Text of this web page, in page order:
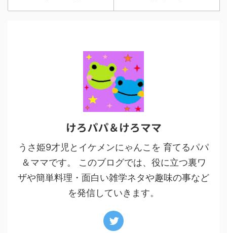
けろパパ＆けろママ
うさ姫9才児とイケメンにゃんこを 育てるパパ
＆ママです。 このブログでは、役に立つ裏ワ
ザや簡単料理・面白い雑学ネタや趣味の事など
を発信していきます。